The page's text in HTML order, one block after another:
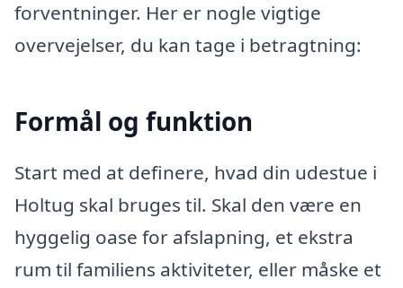
forventninger. Her er nogle vigtige
overvejelser, du kan tage i betragtning:
Formål og funktion
Start med at definere, hvad din udestue i
Holtug skal bruges til. Skal den være en
hyggelig oase for afslapning, et ekstra
rum til familiens aktiviteter, eller måske et